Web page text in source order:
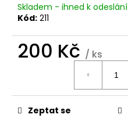
Skladem - ihned k odeslání
Kód: 211
200 Kč / ks
Zeptat se
o
p